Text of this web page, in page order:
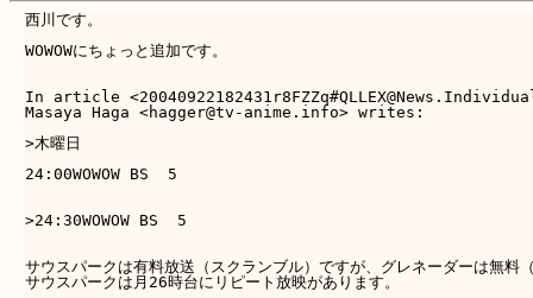
西川です。
WOWOWにちょっと追加です。
In article
Masaya Haga <hagger@tv-anime.info> writes:
>木曜日
24:00WOWOW BS  5　　　　　　　　　　　　　　　　　　　　　
>24:30WOWOW BS  5　　　　　　　　　　　　　　　　　　　　
サウスパークは有料放送（スクランブル）ですが、グレネーダーは無料
サウスパークは月26時台にリピート放映があります。